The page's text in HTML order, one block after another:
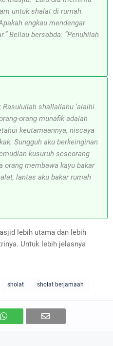
untuk shalat di rumah.
engkau mendengar
Beliau bersabda: “Penuhilah
shallallahu ‘alaihi
orang munafik adalah
keutamaannya, niscaya
Sungguh aku berkeinginan
kusuruh seseorang
orang membawa kayu bakar
lantas aku bakar rumah
lebih utama dan lebih
Untuk lebih jelasnya
sholat sholat berjamaah